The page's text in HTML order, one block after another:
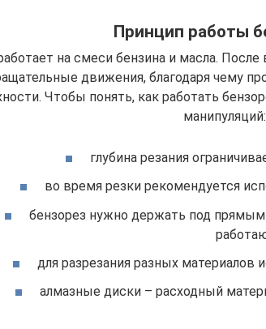
Принцип работы
на смеси бензина и масла.
движения, благодаря чему
Чтобы понять, как работать
манипуляций:
глубина резания
во время резки рекомендуется
бензорез нужно держать под прямым
для разрезания разных материалов
алмазные диски – расходный